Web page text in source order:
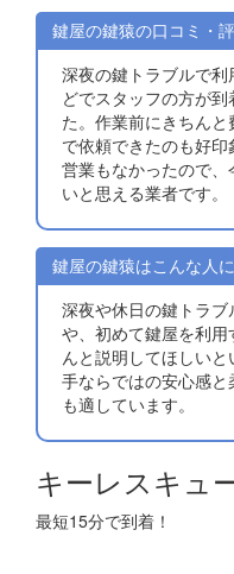
鍵屋の鍵猿の口コミ・
深夜の鍵トラブルで
どでスタッフの方が
た。作業前にきちん
で依頼できたのも好
営業もなかったので
いと思える業者です。
鍵屋の鍵猿はこんな人
深夜や休日の鍵トラ
や、初めて鍵屋を利
んと説明してほしい
手ならではの安心感
も適しています。
キーレスキュ
最短15分で到着！